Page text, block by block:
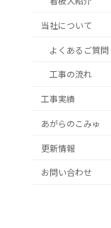
当社について
よくあるご質問
工事の流れ
工事実績
あがらのこみゅ
更新情報
お問い合わせ